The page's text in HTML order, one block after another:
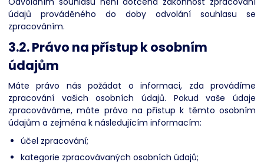
údajů prováděného do doby odvolání souhlasu se
zpracováním.
3.2. Právo na přístup k osobním
údajům
Máte právo nás požádat o informaci, zda provádíme
zpracování vašich osobních údajů. Pokud vaše údaje
zpracováváme, máte právo na přístup k těmto osobním
údajům a zejména k následujícím informacím:
účel zpracování;
kategorie zpracovávaných osobních údajů;